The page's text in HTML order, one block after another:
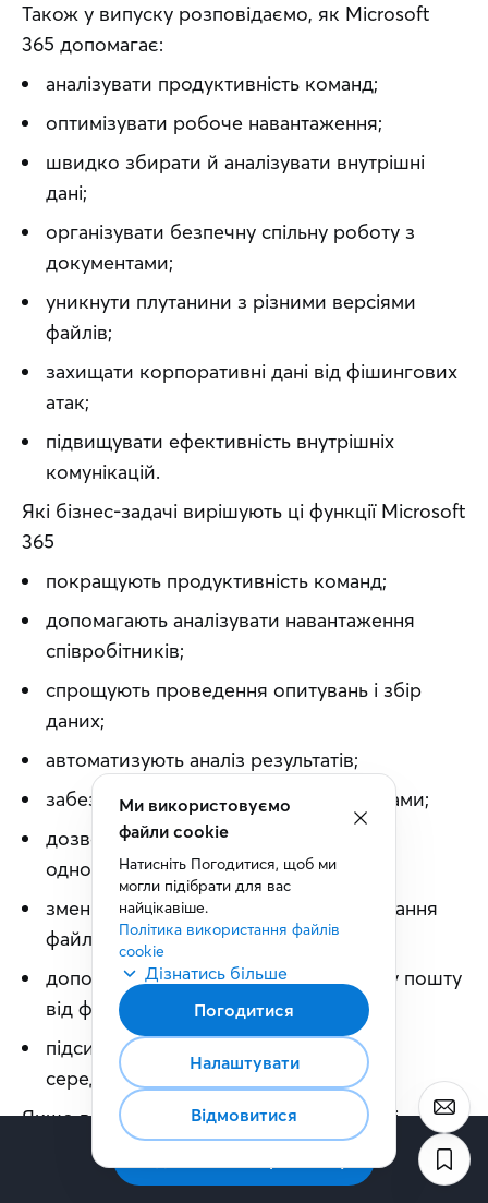
Також у випуску розповідаємо, як Microsoft
365 допомагає:
аналізувати продуктивність команд;
оптимізувати робоче навантаження;
швидко збирати й аналізувати внутрішні
дані;
організувати безпечну спільну роботу з
документами;
уникнути плутанини з різними версіями
файлів;
захищати корпоративні дані від фішингових
атак;
підвищувати ефективність внутрішніх
комунікацій.
Які бізнес-задачі вирішують ці функції Microsoft
365
покращують продуктивність команд;
допомагають аналізувати навантаження
співробітників;
спрощують проведення опитувань і збір
даних;
автоматизують аналіз результатів;
забезпечують безпечний обмін файлами;
дозволяють редагувати документи
одночасно кільком користувачам;
зменшують ризик втрати або дублювання
файлів;
допомагають захищати корпоративну пошту
від фішингових атак;
підсилюють безпеку корпоративного
середовища Microsoft 365.
Якщо ви хочете дізнатися, які приховані
можливості Microsoft 365 можуть допомогти
бізнесу працювати продуктивніше, як
Ми використовуємо
файли cookie
Натисніть Погодитися, щоб ми
могли підібрати для вас
найцікавіше.
Політика використання файлів
cookie
Дізнатись більше
Погодитися
Налаштувати
Відмовитися